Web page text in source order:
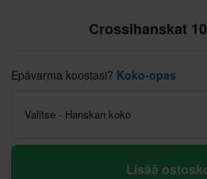
Crossihanskat
Epävarma koostasi? Koko-opas
Valitse - Hanskan koko
Lisää